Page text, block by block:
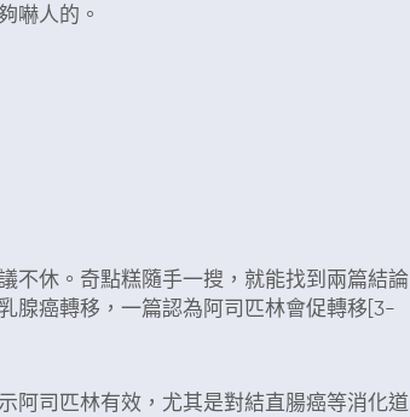
嚇人的。
休。奇點糕隨手一搜，就能找到兩篇結論
腺癌轉移，一篇認為阿司匹林會促轉移[3-
司匹林有效，尤其是對結直腸癌等消化道